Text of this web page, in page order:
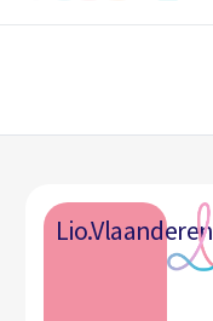
Lio.Vlaanderen